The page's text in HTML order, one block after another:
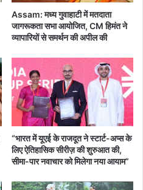
Assam: मध्य गुवाहाटी में मतदाता
जागरूकता सभा आयोजित, CM हिमंत ने
व्यापारियों से समर्थन की अपील की
“भारत में यूएई के राजदूत ने स्टार्ट-अप्स के
लिए ऐतिहासिक सीरीज़ की शुरुआत की,
सीमा-पार नवाचार को मिलेगा नया आयाम”